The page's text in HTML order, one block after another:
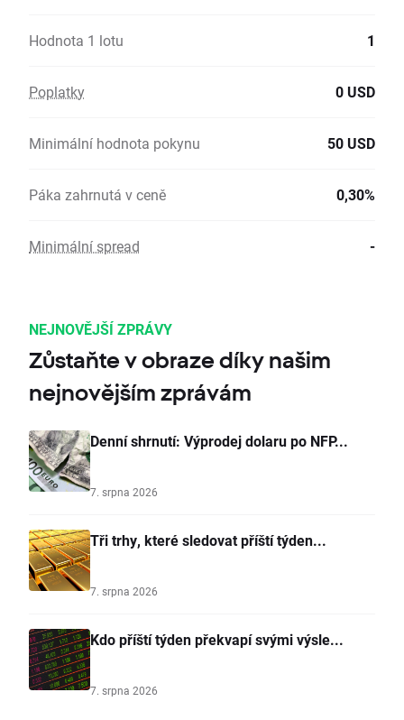
Hodnota 1 lotu 1
Poplatky 0 USD
Minimální hodnota pokynu 50 USD
Páka zahrnutá v ceně 0,30%
Minimální spread -
NEJNOVĚJŠÍ ZPRÁVY
Zůstaňte v obraze díky našim
nejnovějším zprávám
Denní shrnutí: Výprodej dolaru po NFP...
7. srpna 2026
Tři trhy, které sledovat příští týden...
7. srpna 2026
Kdo příští týden překvapí svými výsle...
7. srpna 2026